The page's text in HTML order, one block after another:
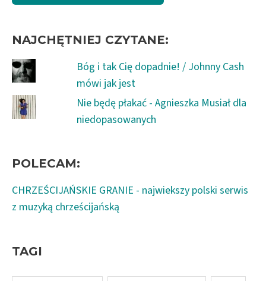
NAJCHĘTNIEJ CZYTANE:
Bóg i tak Cię dopadnie! / Johnny Cash
mówi jak jest
Nie będę płakać - Agnieszka Musiał dla
niedopasowanych
POLECAM:
CHRZEŚCIJAŃSKIE GRANIE - najwiekszy polski serwis
z muzyką chrześcijańską
TAGI